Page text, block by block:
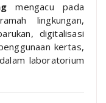
mengacu pada
lingkungan,
digitalisasi
kertas,
laboratorium